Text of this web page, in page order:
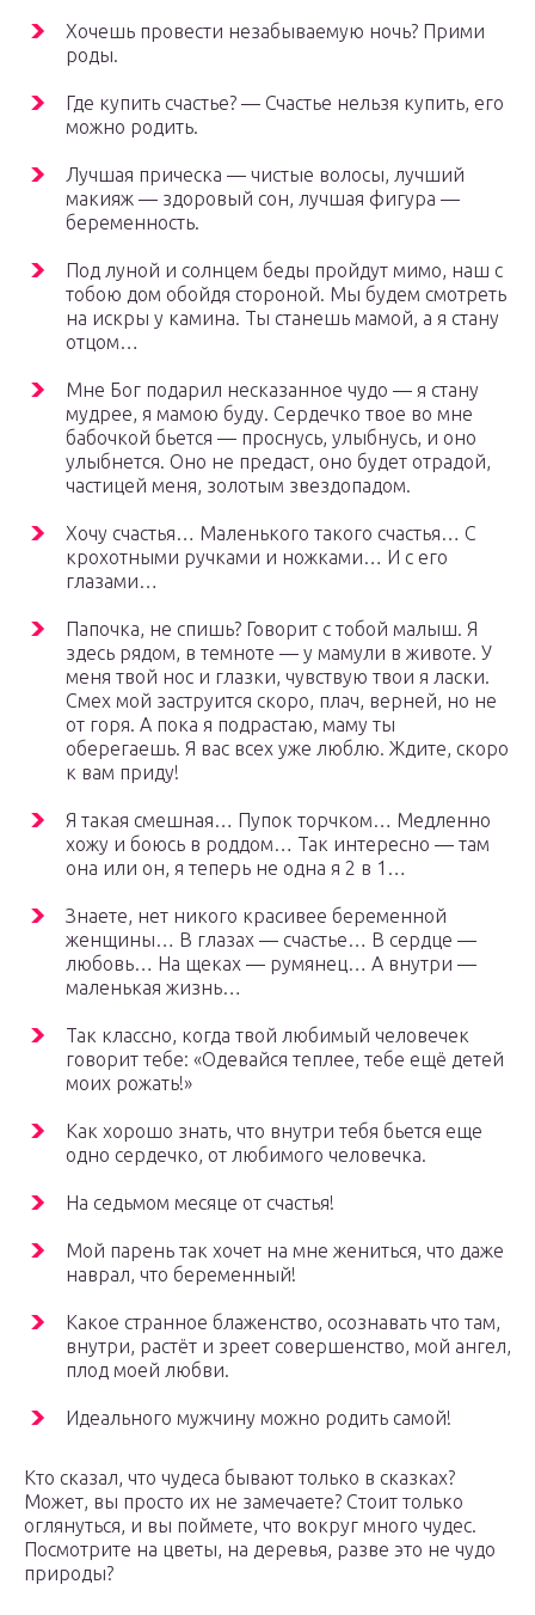
Хочешь провести незабываемую ночь? Прими
роды.
Где купить счастье? — Счастье нельзя купить, его
можно родить.
Лучшая прическа — чистые волосы, лучший
макияж — здоровый сон, лучшая фигура —
беременность.
Под луной и солнцем беды пройдут мимо, наш с
тобою дом обойдя стороной. Мы будем смотреть
на искры у камина. Ты станешь мамой, а я стану
отцом…
Мне Бог подарил несказанное чудо — я стану
мудрее, я мамою буду. Сердечко твое во мне
бабочкой бьется — проснусь, улыбнусь, и оно
улыбнется. Оно не предаст, оно будет отрадой,
частицей меня, золотым звездопадом.
Хочу счастья… Маленького такого счастья… С
крохотными ручками и ножками… И с его
глазами…
Папочка, не спишь? Говорит с тобой малыш. Я
здесь рядом, в темноте — у мамули в животе. У
меня твой нос и глазки, чувствую твои я ласки.
Смех мой заструится скоро, плач, верней, но не
от горя. А пока я подрастаю, маму ты
оберегаешь. Я вас всех уже люблю. Ждите, скоро
к вам приду!
Я такая смешная… Пупок торчком… Медленно
хожу и боюсь в роддом… Так интересно — там
она или он, я теперь не одна я 2 в 1…
Знаете, нет никого красивее беременной
женщины… В глазах — счастье… В сердце —
любовь… На щеках — румянец… А внутри —
маленькая жизнь…
Так классно, когда твой любимый человечек
говорит тебе: «Одевайся теплее, тебе ещё детей
моих рожать!»
Как хорошо знать, что внутри тебя бьется еще
одно сердечко, от любимого человечка.
На седьмом месяце от счастья!
Мой парень так хочет на мне жениться, что даже
наврал, что беременный!
Какое странное блаженство, осознавать что там,
внутри, растёт и зреет совершенство, мой ангел,
плод моей любви.
Идеального мужчину можно родить самой!
Кто сказал, что чудеса бывают только в сказках?
Может, вы просто их не замечаете? Стоит только
оглянуться, и вы поймете, что вокруг много чудес.
Посмотрите на цветы, на деревья, разве это не чудо
природы?